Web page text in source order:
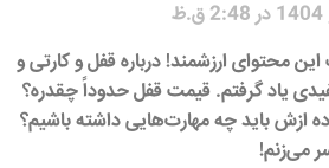
محتوای ارزشمند! درباره قفل و کارتی و
یاد گرفتم. قیمت قفل حدوداً چقدره؟
ازش باید چه مهارت‌هایی داشته باشیم؟
می‌زنم!